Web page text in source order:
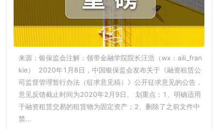
来源：银保监会注解：领带金融学院院长汪浩（wx：aili_fran
kie） 2020年1月8日，中国银保监会发布关于《融资租赁公
司监督管理暂行办法（征求意见稿）》公开征求意见的公告，
意见反馈截止时间为2020年2月9日。 划重点：1、明确适用
于融资租赁交易的租赁物为固定资产；2、删除了之前文件中
禁...